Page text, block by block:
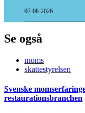
07-08-2026
Se også
moms
skattestyrelsen
Svenske
restaurationsbranchen